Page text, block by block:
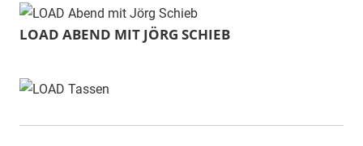
LOAD ABEND MIT JÖRG SCHIEB